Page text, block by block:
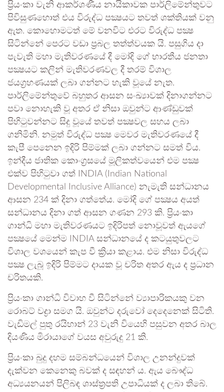
ප්‍රියංකා වැනි ආකර්ශණීය නායිකාවක පාර්ලිමේන්තුවට
පිවිසුණහොත් එය විරුද්ධ පක්‍ෂයට තවත් ශක්තියක් වනු
ඇත. කොහොමටත් මේ වනවිට එරට විරුද්ධ පක්‍ෂ
සිටින්නේ පෙරට වඩා ප්‍රබල තත්ත්වයක යි. පසුගිය දා
පැවැති මහා මැතිවරණයේ දී මෝදි ගේ භාරතීය ජනතා
පක්‍ෂයට කලින් මැතිවරණවල දී තරම් විශාල
ජයග්‍රහණයක් ලබා ගන්නට හැකි වූයේ නැත.
පාර්ලිමේන්තුවේ බහුතර ආසන සංඛ්‍යාවක් දිනාගන්නට
පවා නොහැකි වූ අතර ඒ නිසා ඔවුන්ට ආණ්ඩුවක්
පිහිටුවන්නට සිදු වූයේ තවත් පක්‍ෂවල සහය ලබා
ගනිමිනි. නමුත් විරුද්ධ පක්‍ෂ මෙවර මැතිවරණයේ දී
කැපී පෙනෙන ඉදිරි පිම්මක් ලබා ගන්නට සමත් විය.
ඉන්දීය ජාතික කොංග්‍රසයේ මූලිකත්වයෙන් එම පක්‍ෂ
එක්ව පිහිටුවා ගත් INDIA (Indian National
Developmental Inclusive Alliance) නැමැති සන්ධානය
ආසන 234 ක් දිනා ගත්තේය. මෝදි ගේ පක්‍ෂය අයත්
සන්ධානය දිනා ගත් ආසන ගණන 293 කි. ප්‍රියංකා
ගාන්ධි මහා මැතිවරණයට ඉදිරිපත් නොවූවත් ඇයගේ
පක්‍ෂයේ මෙන්ම INDIA සන්ධානයේ ද කටයුතුවලට
විශාල වශයෙන් කැප වී ක්‍රියා කළාය. එම නිසා විරුද්ධ
පක්‍ෂ ලැබූ ඉදිරි පිම්මට දායක වූ චරිත අතර ඇය ද ප්‍රධාන
චරිතයකි.
ප්‍රියංකා ගාන්ධි විවාහ වී සිටින්නේ ව්‍යාපාරිකයකු වන
රොබට් වද්‍රා සමග යි. ඔවුන්ට දරුවෝ දෙදෙනෙක් සිටිති.
වැඩිමල් පුතු රයිහාන් 23 වැනි වියෙහි පසුවන අතර බාල
දියණිය මිරායාගේ වයස අවුරුදු 21 කි.
ප්‍රියංකා බුදු දහම සම්බන්ධයෙන් විශාල උනන්දුවක්
දැක්වන කෙනෙකු බවක් ද සඳහන් ය. ඇය බෞද්ධ
අධ්‍යයනයන් පිලිබඳ ශාස්ත්‍රපති උපාධියක් ද ලබා තිබේ.